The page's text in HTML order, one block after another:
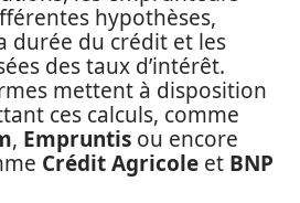
hypothèses,
durée du crédit et les
des taux d’intérêt.
mettent à disposition
ces calculs, comme
, Empruntis ou encore
Crédit Agricole et BNP